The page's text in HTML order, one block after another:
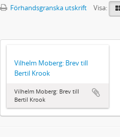
Förhandsgranska utskrift
Visa:
Vilhelm Moberg: Brev till
Bertil Krook
Vilhelm Moberg: Brev till
Bertil Krook